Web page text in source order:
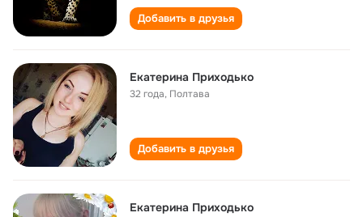
Добавить в друзья
Екатерина Приходько
32 года, Полтава
Добавить в друзья
Екатерина Приходько